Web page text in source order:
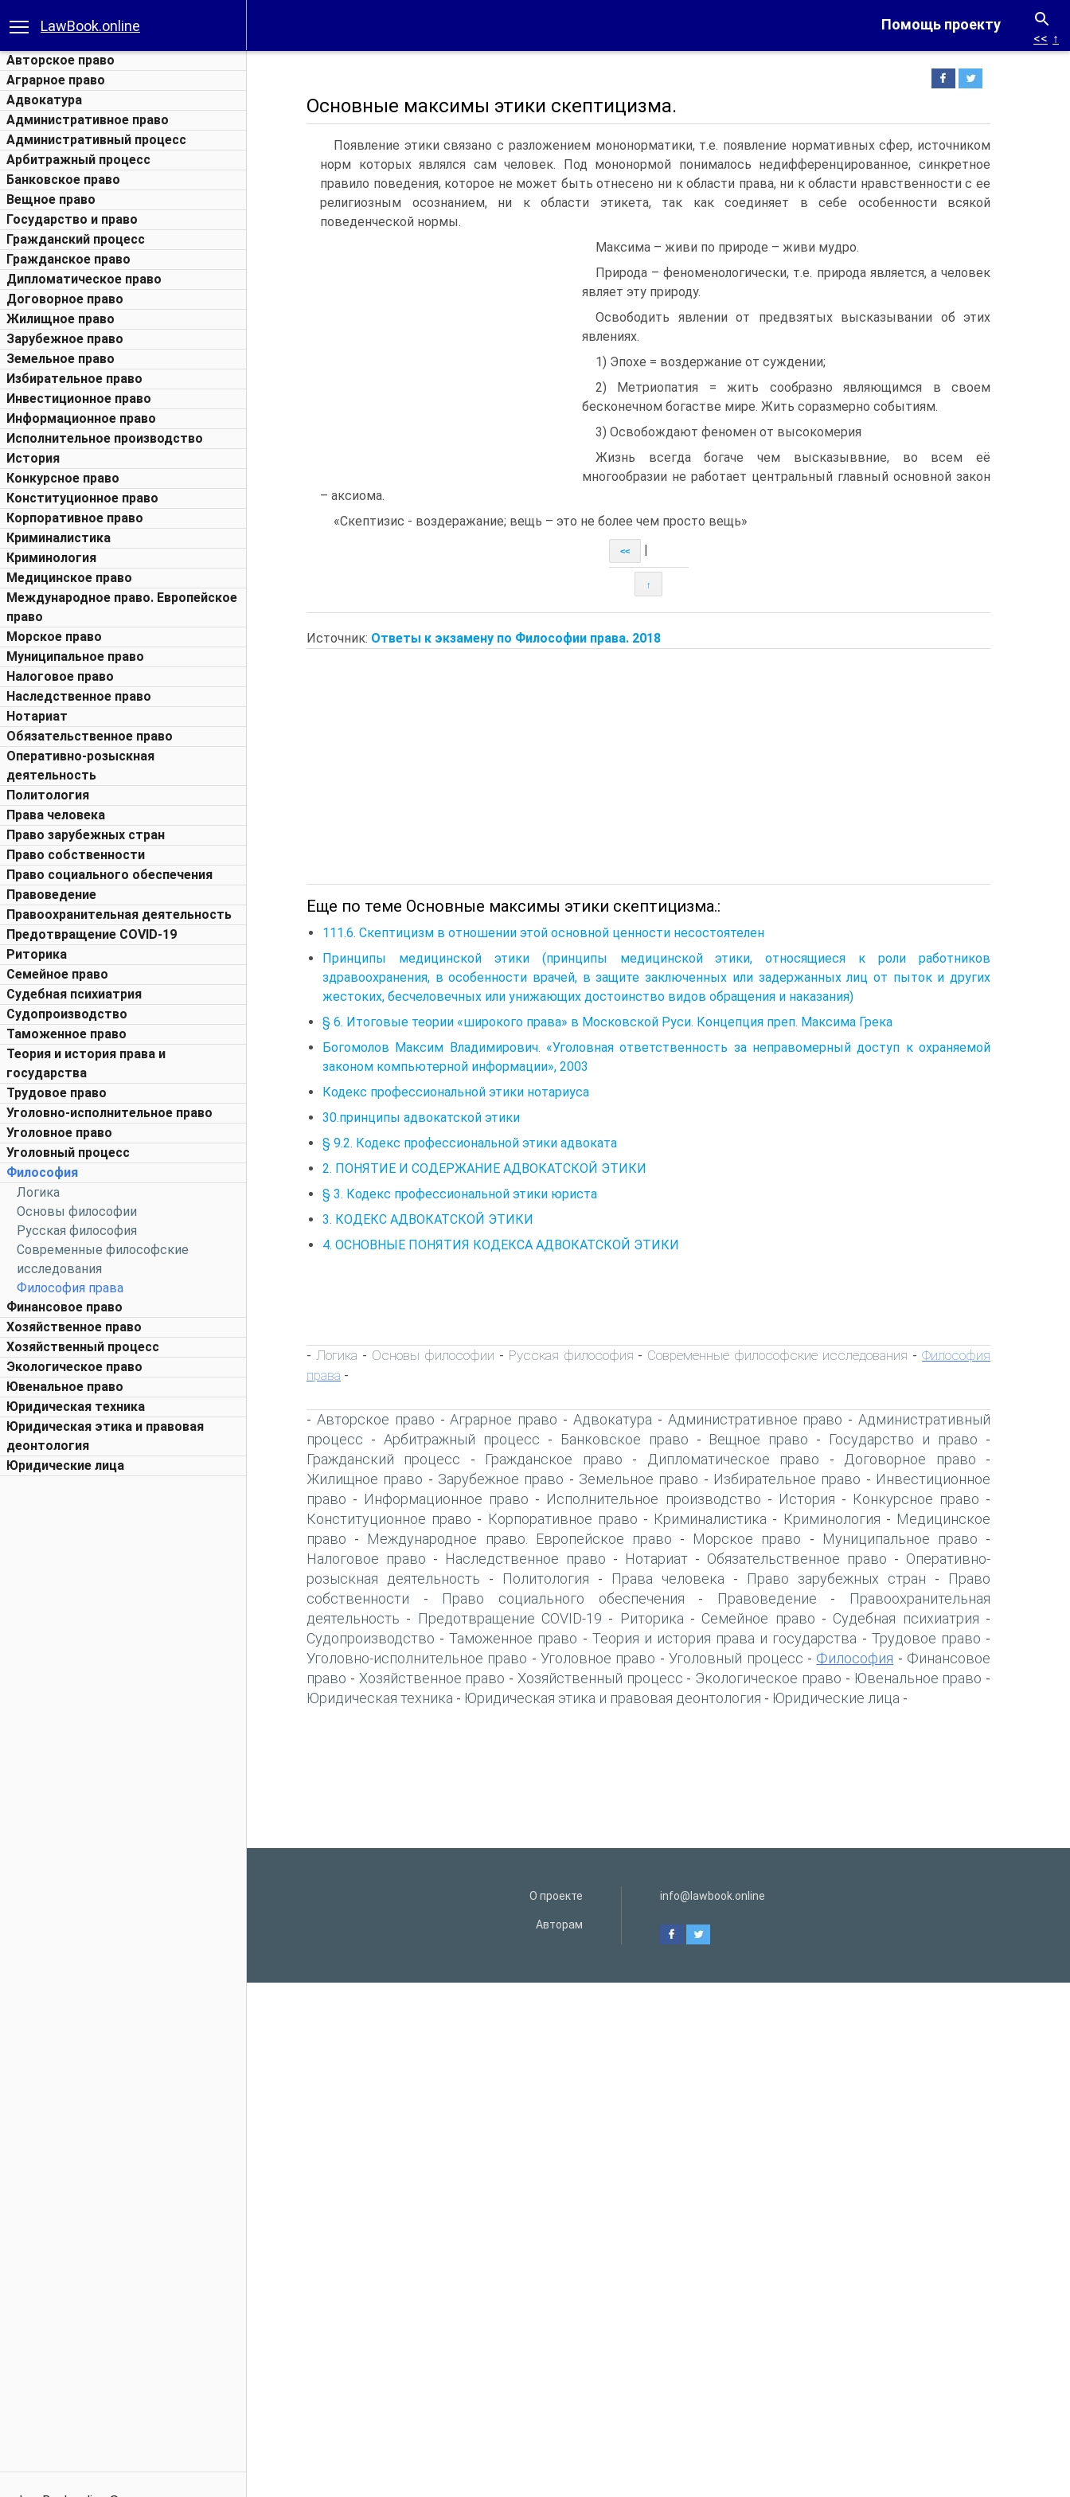
Помощь проекту
LawBook.online
Авторское право
Аграрное право
Адвокатура
Административное право
Административный процесс
Арбитражный процесс
Банковское право
Вещное право
Государство и право
Гражданский процесс
Гражданское право
Дипломатическое право
Договорное право
Жилищное право
Зарубежное право
Земельное право
Избирательное право
Инвестиционное право
Информационное право
Исполнительное производство
История
Конкурсное право
Конституционное право
Корпоративное право
Криминалистика
Криминология
Медицинское право
Международное право. Европейское
право
Морское право
Муниципальное право
Налоговое право
Наследственное право
Нотариат
Обязательственное право
Оперативно-розыскная
деятельность
Политология
Права человека
Право зарубежных стран
Право собственности
Право социального обеспечения
Правоведение
Правоохранительная деятельность
Предотвращение COVID-19
Риторика
Семейное право
Судебная психиатрия
Судопроизводство
Таможенное право
Теория и история права и
государства
Трудовое право
Уголовно-исполнительное право
Уголовное право
Уголовный процесс
Философия
Логика
Основы философии
Русская философия
Современные философские
исследования
Философия права
Финансовое право
Хозяйственное право
Хозяйственный процесс
Экологическое право
Ювенальное право
Юридическая техника
Юридическая этика и правовая
деонтология
Юридические лица
<< ↑
Основные максимы этики скептицизма.
Появление этики связано с разложением мононорматики, т.е. появление нормативных сфер, источником
норм которых являлся сам человек. Под мононормой понималось недифференцированное, синкретное
правило поведения, которое не может быть отнесено ни к области права, ни к области нравственности с ее
религиозным осознанием, ни к области этикета, так как соединяет в себе особенности всякой
поведенческой нормы.
Максима – живи по природе – живи мудро.
Природа – феноменологически, т.е. природа является, а человек
являет эту природу.
Освободить явлении от предвзятых высказывании об этих
явлениях.
1) Эпохе = воздержание от суждении;
2) Метриопатия = жить сообразно являющимся в своем
бесконечном богастве мире. Жить соразмерно событиям.
3) Освобождают феномен от высокомерия
Жизнь всегда богаче чем высказыввние, во всем её
многообразии не работает центральный главный основной закон
– аксиома.
«Скептизис - воздеражание; вещь – это не более чем просто вещь»
<<
↑
Источник: Ответы к экзамену по Философии права. 2018
Еще по теме Основные максимы этики скептицизма.:
111.6. Скептицизм в отношении этой основной ценности несостоятелен
Принципы медицинской этики (принципы медицинской этики, относящиеся к роли работников
здравоохранения, в особенности врачей, в защите заключенных или задержанных лиц от пыток и других
жестоких, бесчеловечных или унижающих достоинство видов обращения и наказания)
§ 6. Итоговые теории «широкого права» в Московской Руси. Концепция преп. Максима Грека
Богомолов Максим Владимирович. «Уголовная ответственность за неправомерный доступ к охраняемой
законом компьютерной информации», 2003
Кодекс профессиональной этики нотариуса
30.принципы адвокатской этики
§ 9.2. Кодекс профессиональной этики адвоката
2. ПОНЯТИЕ И СОДЕРЖАНИЕ АДВОКАТСКОЙ ЭТИКИ
§ 3. Кодекс профессиональной этики юриста
3. КОДЕКС АДВОКАТСКОЙ ЭТИКИ
4. ОСНОВНЫЕ ПОНЯТИЯ КОДЕКСА АДВОКАТСКОЙ ЭТИКИ
- Логика - Основы философии - Русская философия - Современные философские исследования -Философия
права -
- Авторское право -Аграрное право - Адвокатура - Административное право -Административный
процесс - Арбитражный процесс - Банковское право - Вещное право - Государство и право -
Гражданский процесс - Гражданское право - Дипломатическое право - Договорное право -
Жилищное право - Зарубежное право - Земельное право - Избирательное право - Инвестиционное
право - Информационное право - Исполнительное производство - История - Конкурсное право -
Конституционное право - Корпоративное право - Криминалистика - Криминология - Медицинское
право - Международное право. Европейское право - Морское право - Муниципальное право -
Налоговое право - Наследственное право - Нотариат - Обязательственное право - Оперативно-
розыскная деятельность - Политология - Права человека - Право зарубежных стран -
Право
собственности - Право социального обеспечения - Правоведение -
Правоохранительная
деятельность - Предотвращение COVID-19 - Риторика - Семейное право - Судебная психиатрия -
Судопроизводство -Таможенное право - Теория и история права и государства - Трудовое право -
Уголовно-исполнительное право -Уголовное право -Уголовный процесс - Философия - Финансовое
право - Хозяйственное право - Хозяйственный процесс - Экологическое право - Ювенальное право -
Юридическая техника - Юридическая этика и правовая деонтология - Юридические лица -
О проекте
Авторам
info@lawbook.online